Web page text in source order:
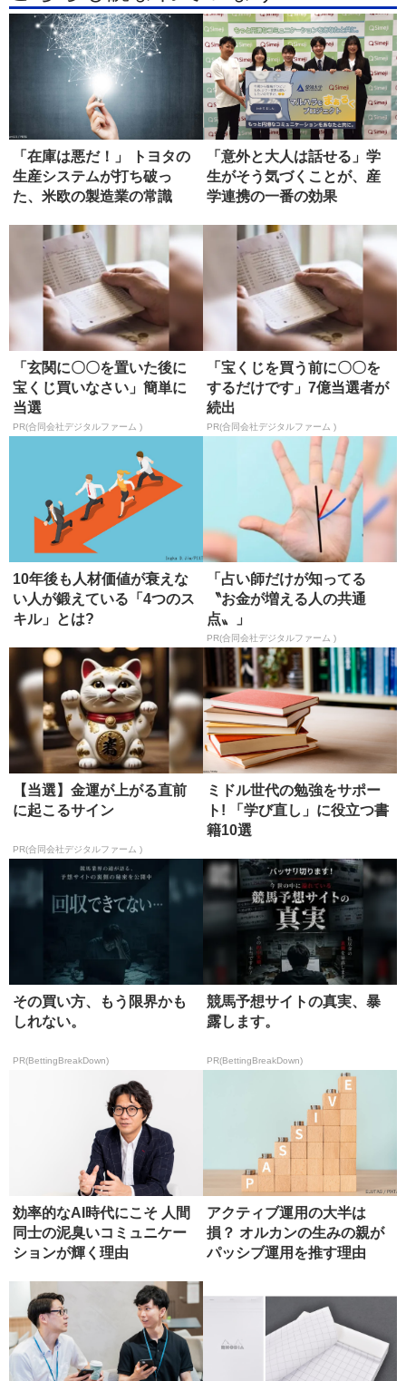
「在庫は悪だ！」 トヨタの
生産システムが打ち破っ
た、米欧の製造業の常識
「意外と大人は話せる」学
生がそう気づくことが、産
学連携の一番の効果
「玄関に〇〇を置いた後に
宝くじ買いなさい」簡単に
当選
PR(合同会社デジタルファーム )
「宝くじを買う前に〇〇を
するだけです」7億当選者が
続出
PR(合同会社デジタルファーム )
10年後も人材価値が衰えな
い人が鍛えている「4つのス
キル」とは?
「占い師だけが知ってる
〝お金が増える人の共通
点〟」
PR(合同会社デジタルファーム )
【当選】金運が上がる直前
に起こるサイン
PR(合同会社デジタルファーム )
ミドル世代の勉強をサポー
ト! 「学び直し」に役立つ書
籍10選
その買い方、もう限界かも
しれない。
PR(BettingBreakDown)
競馬予想サイトの真実、暴
露します。
PR(BettingBreakDown)
効率的なAI時代にこそ 人間
同士の泥臭いコミュニケー
ションが輝く理由
アクティブ運用の大半は
損？ オルカンの生みの親が
パッシブ運用を推す理由